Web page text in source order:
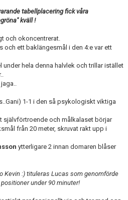
tabellplacering fick våra
kväll !
och okoncentrerat.
och ett baklängesmål i den 4:e var ett
under hela denna halvlek och trillar istället
1-1 i den så psykologiskt viktiga
självförtroende och målkalaset börjar
från 20 meter, skruvat rakt upp i
ytterligare 2 innan domaren blåser
Kevin :) tituleras Lucas som genomförde
under 90 minuter!